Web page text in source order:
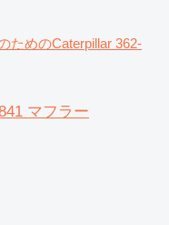
ためのCaterpillar 362-
マフラー